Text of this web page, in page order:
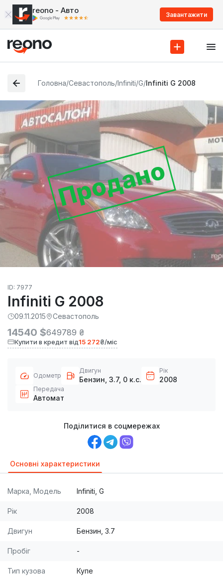
reono - Авто Завантажити
Головна/Севастополь/Infiniti/G/Infiniti G 2008
Продано
ID: 7977
Infiniti G 2008
09.11.2015 Севастополь
14540 $649789 ₴
Купити в кредит від15 272₴/міс
Одометр
Двигун
Бензин, 3.7, 0 к.с.
Рік
2008
Передача
Автомат
Поділитися в соцмережах
Основні характеристики
Марка, Модель Infiniti, G
Рік 2008
Двигун Бензин, 3.7
Пробіг -
Тип кузова Купе